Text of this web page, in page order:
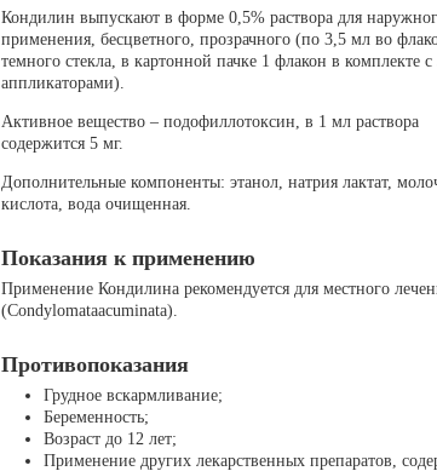
Кондилин выпускают в форме 0,5% раствора для
применения, бесцветного, прозрачного (по 3,5 мл во
темного стекла, в картонной пачке 1 флакон в комплекте
аппликаторами).
Активное вещество – подофиллотоксин, в 1 мл раствора
содержится 5 мг.
Дополнительные компоненты: этанол, натрия лактат,
кислота, вода очищенная.
Показания к применению
Применение Кондилина рекомендуется для местного
(Condylomataacuminata).
Противопоказания
Грудное вскармливание;
Беременность;
Возраст до 12 лет;
Применение других лекарственных препаратов,